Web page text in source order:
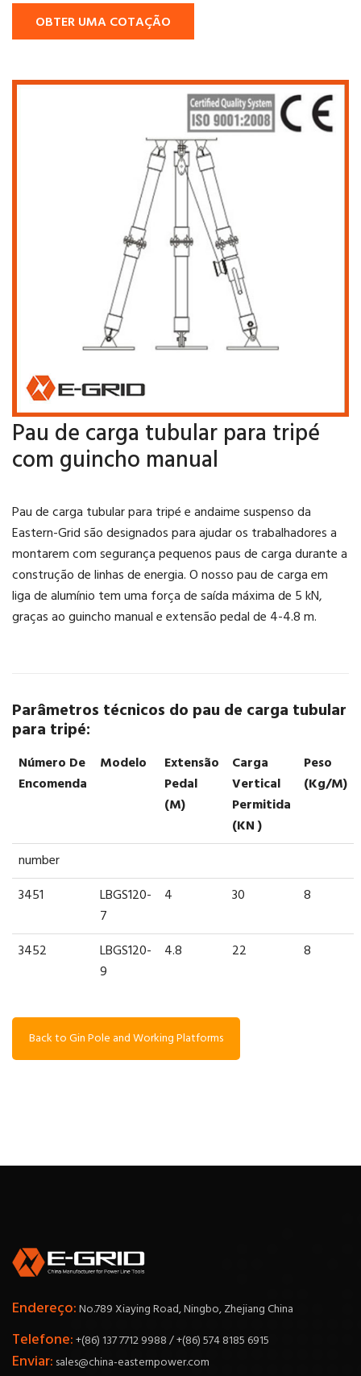
OBTER UMA COTAÇÃO
Pau de carga tubular para tripé
com guincho manual
Pau de carga tubular para tripé e andaime suspenso da
Eastern-Grid são designados para ajudar os trabalhadores a
montarem com segurança pequenos paus de carga durante a
construção de linhas de energia. O nosso pau de carga em
liga de alumínio tem uma força de saída máxima de 5 kN,
graças ao guincho manual e extensão pedal de 4-4.8 m.
Parâmetros técnicos do pau de carga tubular
para tripé:
Número De
Encomenda
Modelo
Extensão
Pedal
(m)
Carga
Vertical
Permitida
(kN )
Peso
(kg/m)
number
3451
LBGS120-
7
4 30 8
3452
LBGS120-
9
4.8 22 8
Back to Gin Pole and Working Platforms
Endereço:No.789 Xiaying Road, Ningbo, Zhejiang China
Telefone:+(86) 137 7712 9988 / +(86) 574 8185 6915
Enviar: sales@china-easternpower.com